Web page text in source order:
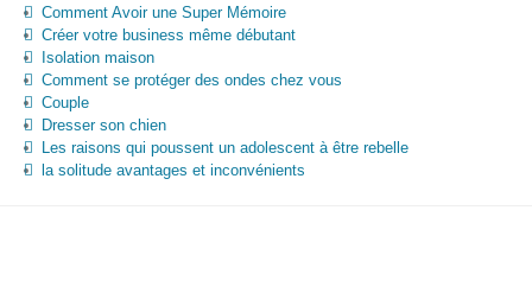
Comment Avoir une Super Mémoire
Créer votre business même débutant
Isolation maison
Comment se protéger des ondes chez vous
Couple
Dresser son chien
Les raisons qui poussent un adolescent à être rebelle
la solitude avantages et inconvénients